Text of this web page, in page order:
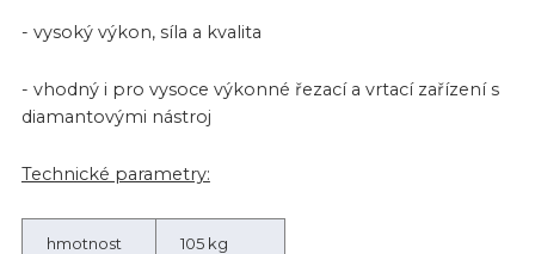
- vysoký výkon, síla a kvalita
- vhodný i pro vysoce výkonné řezací a vrtací zařízení s
diamantovými nástroj
Technické parametry:
hmotnost 105 kg